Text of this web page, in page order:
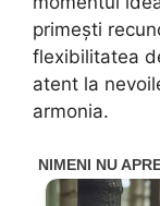
primești
flexibilitatea
atent la
armonia.